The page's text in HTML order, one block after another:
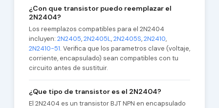
¿Con que transistor puedo reemplazar el
2N2404?
Los reemplazos compatibles para el 2N2404
incluyen: 2N2405,2N2405L,2N2405S,2N2410,
2N2410-51. Verifica que los parametros clave (voltaje,
corriente, encapsulado) sean compatibles con tu
circuito antes de sustituir.
¿Que tipo de transistor es el 2N2404?
El 2N2404 es un transistor BJT NPN en encapsulado